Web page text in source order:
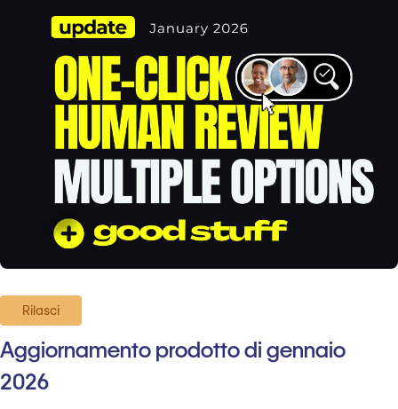
Rilasci
Aggiornamento prodotto di gennaio
2026